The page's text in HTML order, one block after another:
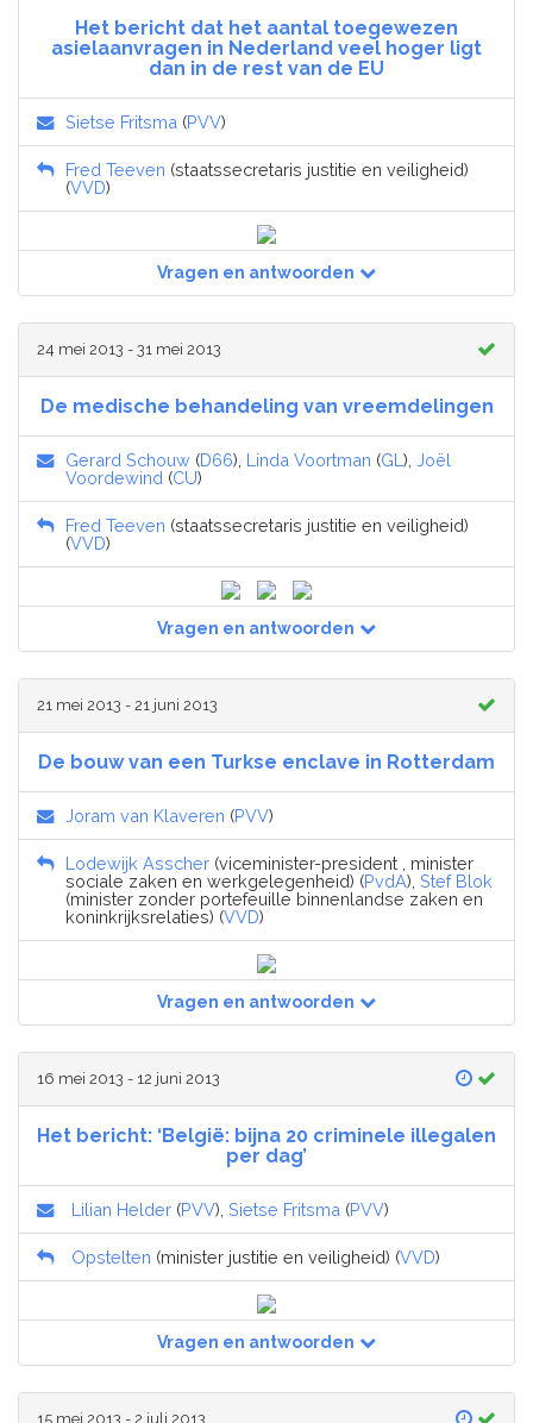
Het bericht dat het aantal toegewezen
asielaanvragen in Nederland veel hoger ligt
dan in de rest van de EU
Sietse Fritsma (PVV)
Fred Teeven (staatssecretaris justitie en veiligheid)
(VVD)
Vragen en antwoorden
24 mei 2013 - 31 mei 2013
De medische behandeling van vreemdelingen
Gerard Schouw (D66), Linda Voortman (GL ), Joël
Voordewind (CU)
Fred Teeven (staatssecretaris justitie en veiligheid)
(VVD)
Vragen en antwoorden
21 mei 2013 - 21 juni 2013
De bouw van een Turkse enclave in Rotterdam
Joram van Klaveren (PVV)
Lodewijk Asscher (viceminister-president , minister
sociale zaken en werkgelegenheid) (PvdA), Stef Blok
(minister zonder portefeuille binnenlandse zaken en
koninkrijksrelaties) (VVD)
Vragen en antwoorden
16 mei 2013 - 12 juni 2013
Het bericht: ‘België: bijna 20 criminele illegalen
per dag’
Lilian Helder (PVV), Sietse Fritsma (PVV)
Opstelten (minister justitie en veiligheid) (VVD)
Vragen en antwoorden
15 mei 2013 - 2 juli 2013